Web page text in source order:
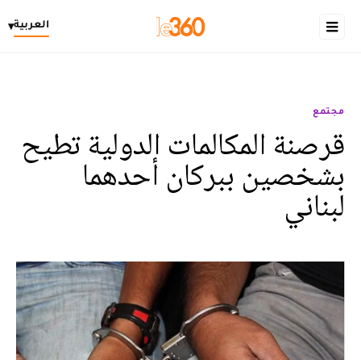
العربية▾
مجتمع
قرصنة المكالمات الدولية تطيح
بشخصين ببركان أحدهما
لبناني